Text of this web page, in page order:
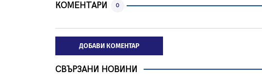
КОМЕНТАРИ 0
ДОБАВИ КОМЕНТАР
СВЪРЗАНИ НОВИНИ